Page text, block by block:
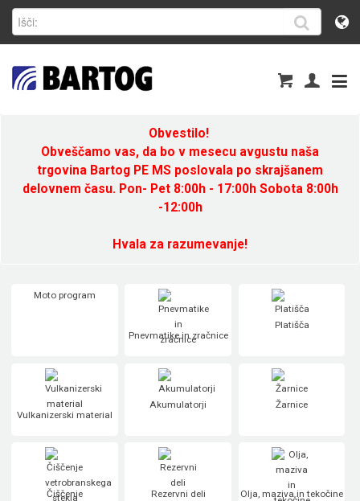
Obvestilo!
Obveščamo vas, da bo v mesecu avgustu naša
trgovina Bartog PE MS poslovala po skrajšanem
delovnem času. Pon- Pet 8:00h - 17:00h Sobota 8:00h
-12:00h
Hvala za razumevanje!
Moto program
Pnevmatike in zračnice
Platišča
Vulkanizerski material
Akumulatorji Žarnice
Čiščenje
Rezervni deli Olja, maziva in tekočine